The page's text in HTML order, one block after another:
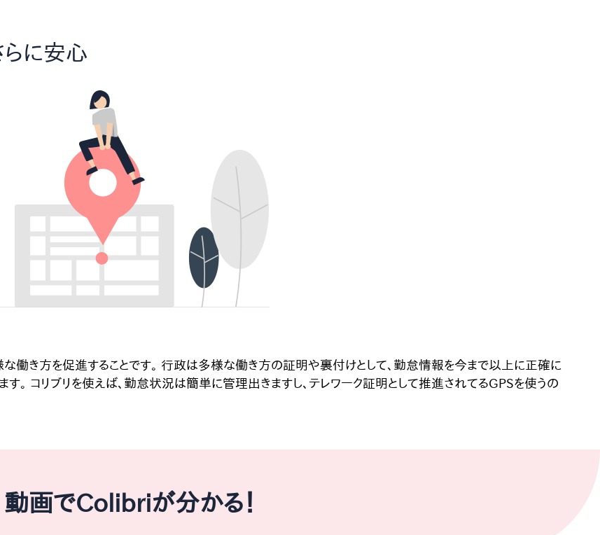
に安心
働き方を促進することです。 行政は多様な働き方の証明や裏付けとして、勤怠情報を今まで以上に正確に
。 コリブリを使えば、勤怠状況は簡単に管理出きますし、テレワーク証明として推進されてるGPSを使うの
動画でColibriが分かる！